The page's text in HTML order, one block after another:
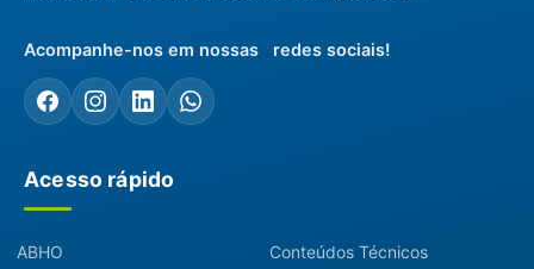
Acompanhe-nos em nossas redes sociais!
Acesso rápido
ABHO Conteúdos Técnicos